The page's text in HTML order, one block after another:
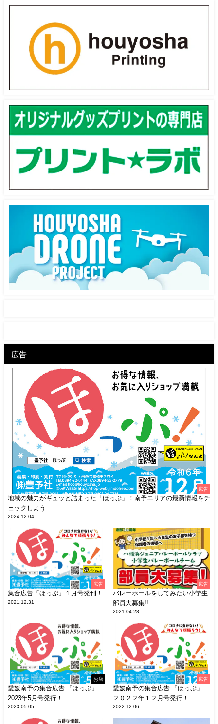
広告
広告
地域の魅力がギュッと詰まった「ほっぷ」！南予エリアの最新情報をチ
ェックしよう
2024.12.04
広告
集合広告「ほっぷ」１月号発刊！
2021.12.31
広告
バレーボールをしてみたい小学生
部員大募集!!
2021.04.28
お店
愛媛南予の集合広告 「ほっぷ」
2023年5月号発行！
2023.05.05
広告
愛媛南予の集合広告 「ほっぷ」
２０２２年１２月号発行！
2022.12.06